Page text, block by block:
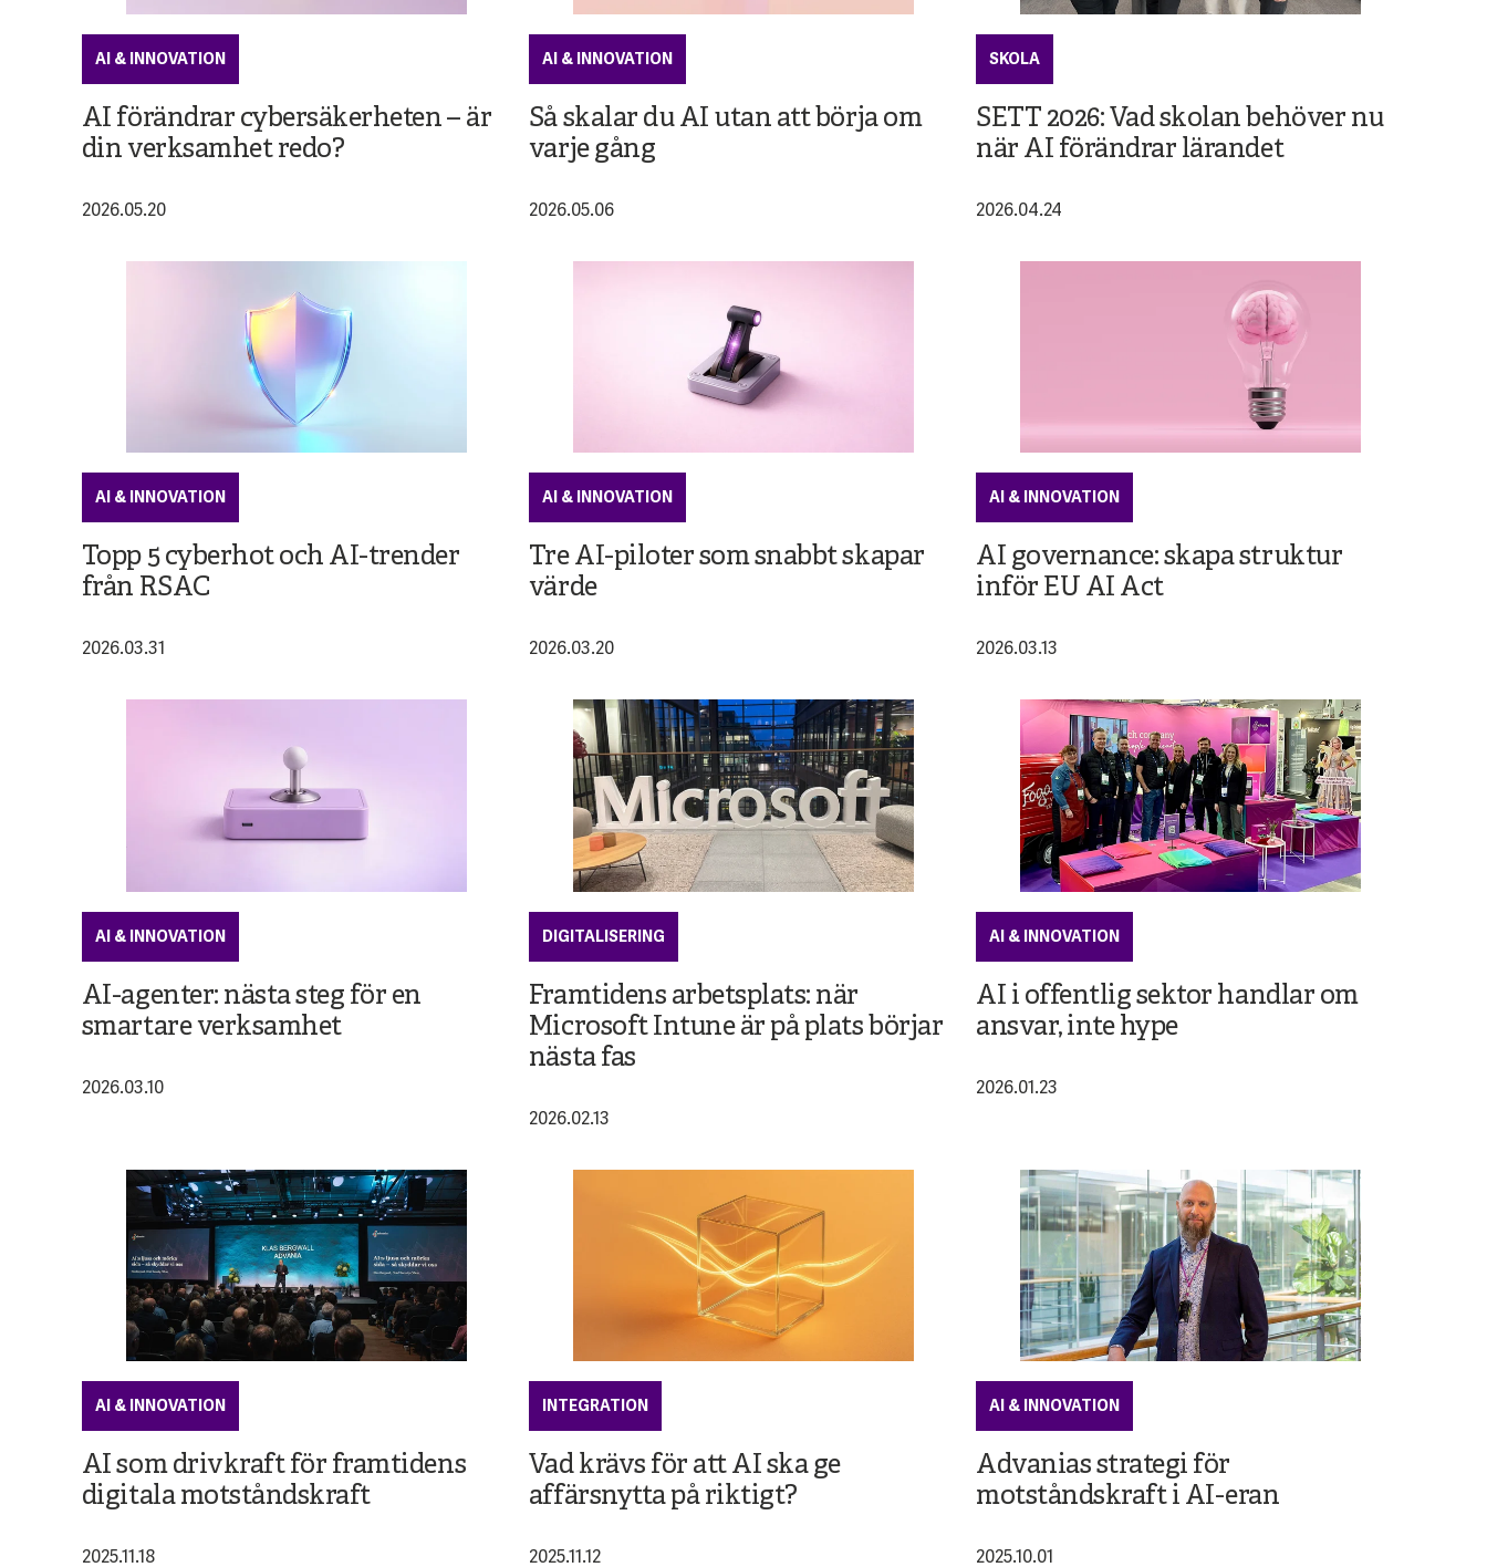
AI & INNOVATION
AI förändrar cybersäkerheten – är
din verksamhet redo?
2026.05.20
AI & INNOVATION
Så skalar du AI utan att börja om
varje gång
2026.05.06
SKOLA
SETT 2026: Vad skolan behöver nu
när AI förändrar lärandet
2026.04.24
AI & INNOVATION
Topp 5 cyberhot och AI-trender
från RSAC
2026.03.31
AI & INNOVATION
Tre AI-piloter som snabbt skapar
värde
2026.03.20
AI & INNOVATION
AI governance: skapa struktur
inför EU AI Act
2026.03.13
AI & INNOVATION
AI-agenter: nästa steg för en
smartare verksamhet
2026.03.10
DIGITALISERING
Framtidens arbetsplats: när
Microsoft Intune är på plats börjar
nästa fas
2026.02.13
AI & INNOVATION
AI i offentlig sektor handlar om
ansvar, inte hype
2026.01.23
AI & INNOVATION
AI som drivkraft för framtidens
digitala motståndskraft
2025.11.18
INTEGRATION
Vad krävs för att AI ska ge
affärsnytta på riktigt?
2025.11.12
AI & INNOVATION
Advanias strategi för
motståndskraft i AI-eran
2025.10.01